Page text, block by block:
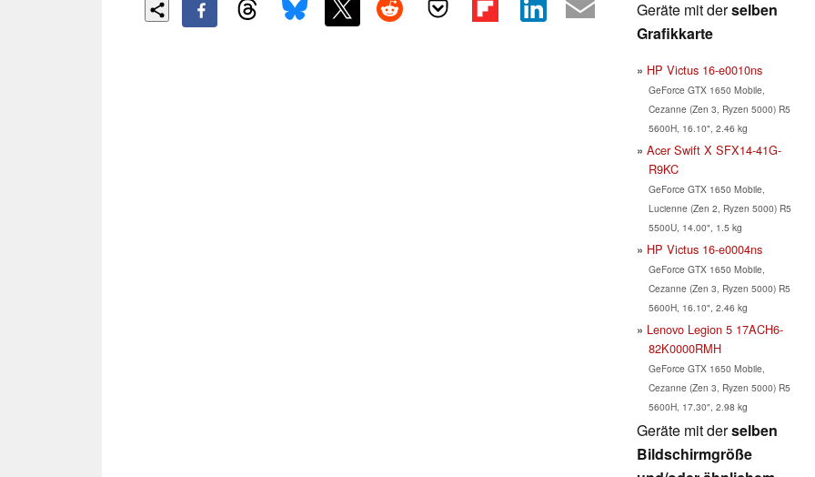
Geräte mit derselben
Grafikkarte
HP Victus 16-e0010ns
GeForce GTX 1650 Mobile,
Cezanne (Zen 3, Ryzen 5000) R5
5600H, 16.10", 2.46 kg
Acer Swift X SFX14-41G-
R9KC
GeForce GTX 1650 Mobile,
Lucienne (Zen 2, Ryzen 5000) R5
5500U, 14.00", 1.5 kg
HP Victus 16-e0004ns
GeForce GTX 1650 Mobile,
Cezanne (Zen 3, Ryzen 5000) R5
5600H, 16.10", 2.46 kg
Lenovo Legion 5 17ACH6-
82K0000RMH
GeForce GTX 1650 Mobile,
Cezanne (Zen 3, Ryzen 5000) R5
5600H, 17.30", 2.98 kg
Geräte mit derselben
Bildschirmgröße